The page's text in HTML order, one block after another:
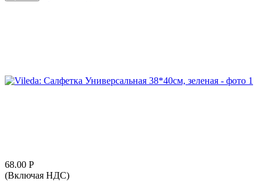
68.00 Р
(Включая НДС)